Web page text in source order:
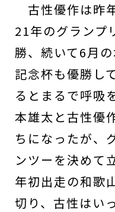
古性優作は昨
21年のグランプ
勝、続いて6月
記念杯も優勝し
るとまるで呼吸
本雄太と古性優
ちになったが、
ンツーを決めて
年初出走の和歌
切り、古性はい